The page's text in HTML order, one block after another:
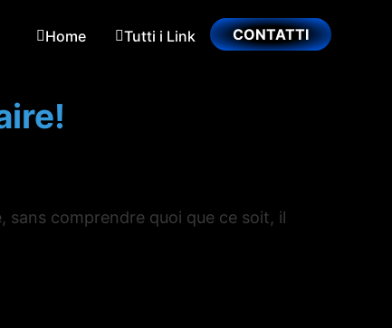
Home Tutti i Link CONTATTI
sans comprendre quoi que ce soit, il